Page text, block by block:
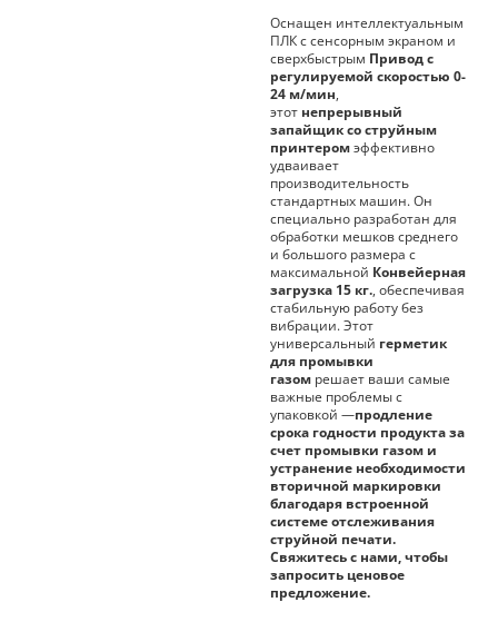
Оснащен интеллектуальным
ПЛК с сенсорным экраном и
сверхбыстрым Привод с
регулируемой скоростью 0-
24 м/мин,
этот непрерывный
запайщик со струйным
принтеромэффективно
удваивает
производительность
стандартных машин. Он
специально разработан для
обработки мешков среднего
и большого размера с
максимальной Конвейерная
загрузка 15 кг., обеспечивая
стабильную работу без
вибрации. Этот
универсальный герметик
для промывки
газомрешает ваши самые
важные проблемы с
упаковкой —продление
срока годности продукта за
счет промывки газом и
устранение необходимости
вторичной маркировки
благодаря встроенной
системе отслеживания
струйной печати.
Свяжитесь с нами, чтобы
запросить ценовое
предложение.